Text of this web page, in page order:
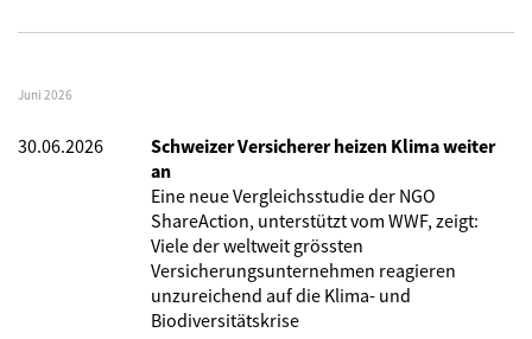
Juni 2026
30.06.2026
Schweizer Versicherer heizen Klima weiter
an
Eine neue Vergleichsstudie der NGO
ShareAction, unterstützt vom WWF, zeigt:
Viele der weltweit grössten
Versicherungsunternehmen reagieren
unzureichend auf die Klima- und
Biodiversitätskrise